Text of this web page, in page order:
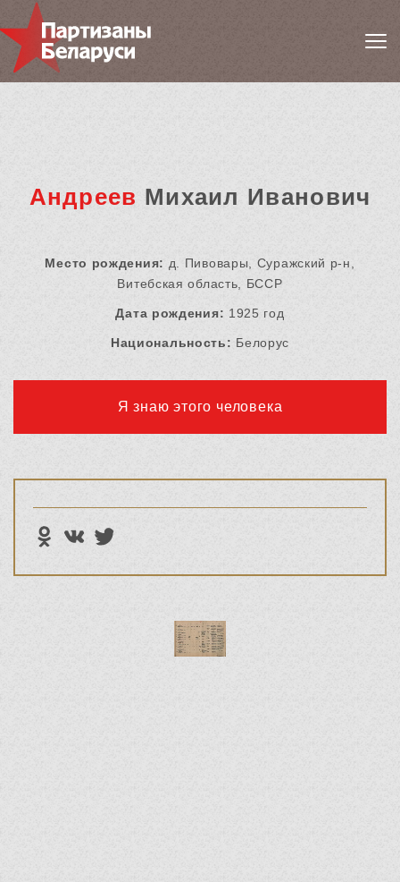
Андреев Михаил Иванович
Место рождения: д. Пивовары, Суражский р-н,
Витебская область, БССР
Дата рождения: 1925 год
Национальность: Белорус
Я знаю этого человека